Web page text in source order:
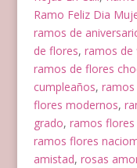
Ramo Feliz Dia
ramos de
de flores, ramos de
ramos de flores
cumpleaños, ramos
flores modernos,
grado, ramos flores
ramos flores
amistad, rosas